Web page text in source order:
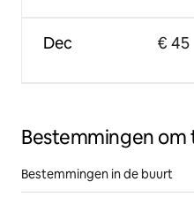
Dec € 45
Bestemmingen om
Bestemmingen in de buurt